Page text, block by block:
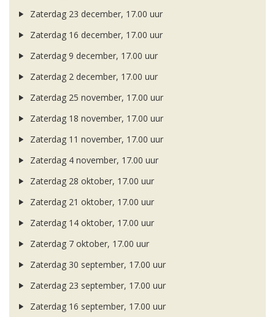
Zaterdag 23 december, 17.00 uur
Zaterdag 16 december, 17.00 uur
Zaterdag 9 december, 17.00 uur
Zaterdag 2 december, 17.00 uur
Zaterdag 25 november, 17.00 uur
Zaterdag 18 november, 17.00 uur
Zaterdag 11 november, 17.00 uur
Zaterdag 4 november, 17.00 uur
Zaterdag 28 oktober, 17.00 uur
Zaterdag 21 oktober, 17.00 uur
Zaterdag 14 oktober, 17.00 uur
Zaterdag 7 oktober, 17.00 uur
Zaterdag 30 september, 17.00 uur
Zaterdag 23 september, 17.00 uur
Zaterdag 16 september, 17.00 uur